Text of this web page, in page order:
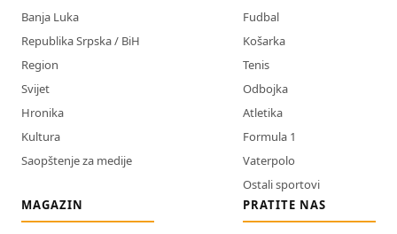
Banja Luka
Republika Srpska / BiH
Region
Svijet
Hronika
Kultura
Saopštenje za medije
Fudbal
Košarka
Tenis
Odbojka
Atletika
Formula 1
Vaterpolo
Ostali sportovi
MAGAZIN
PRATITE NAS